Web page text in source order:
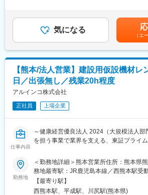
変更の範囲：会社の定める業務
設置も手掛けており、搾乳ロボット設置
道のりを牛に教える「牛追い」という業
（1）定期的なメンテナンス・部品交換
【変更の範囲：会社の定める業務】
■出張等について：
・出張が発生するケースは、技術トレー
営業所への応援が主なケースです。頻度
間は1回で最長1週間程度です。
・緊急対応のシフトに入っていただくケ
で業務をこなせるまでは無し）。休日対
で振替休日を取得いただきます。
・直行直帰は可能です。
■入社後の流れ：
2ヶ月以内に、千歳市にあるトレーニン
技術研修を行います。同時に先輩社員に
えていただきます。また、機械のみなら
門知識もあわせて学んでいただきます。
＞※月給25万円以上＋固定一時金3ヶ月分
入社時期に応じて按分）※スキル・経験等
り決定■昇給：年1回■賞与：年1回賃金は
あり、選考を通じて上下する可能性があ
手当を含めた表記です。
気になる
（エ
【熊本/法人営業】建設用仮設機材レ
日／出張無し／残業20h程度
アルインコ株式会社
正社員 上場企業
仕事内容
～健康経営優良法人 2024（大規模法人
を担う事業で業界を支える、東証プライ
■業務内容：
建設用仮設機材レンタル部門において、
ウスメーカー等に向けた、法人営業職をお
勤務地
＜勤務地詳細＞熊本営業所住所：熊本県
務地最寄駅：JR鹿児島本線／西熊本駅受
煙変更の範囲：会社の定める事業所
【最寄り駅】
西熊本駅、平成駅、川尻駅(熊本県)